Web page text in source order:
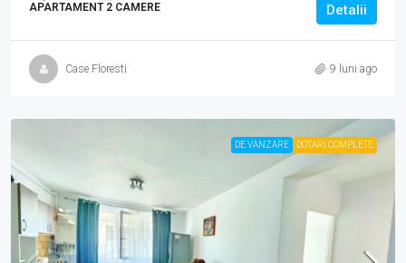
APARTAMENT 2 CAMERE Detalii
Case Floresti 9 luni ago
DE VANZARE DOTARI COMPLETE